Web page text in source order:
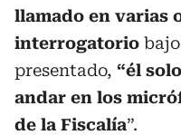
llamado en varias
interrogatorio
presentado, “él
andar en los
de la Fiscalía”.